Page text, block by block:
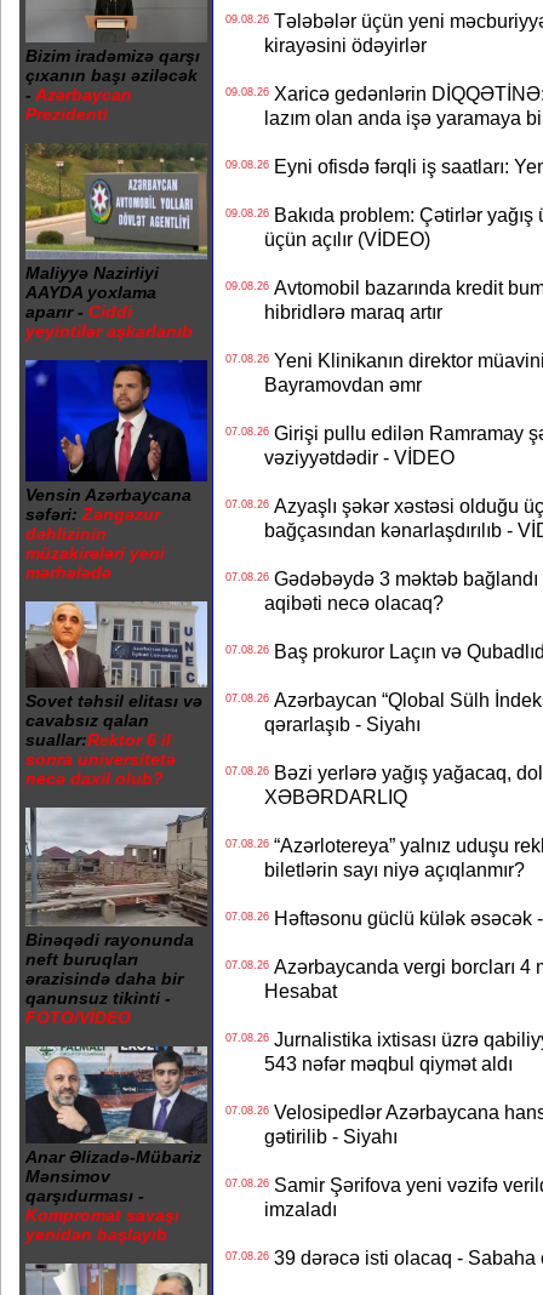
Bizim iradəmizə qarşı
çıxanın başı əziləcək
- Azərbaycan
Prezidenti
Maliyyə Nazirliyi
AAYDA yoxlama
aparır - Ciddi
yeyintilər aşkarlanıb
Vensin Azərbaycana
səfəri: Zəngəzur
dəhlizinin
müzakirələri yeni
mərhələdə
Sovet təhsil elitası və
cavabsız qalan
suallar:Rektor 6 il
sonra universitetə
necə daxil olub?
Binəqədi rayonunda
neft buruqları
ərazisində daha bir
qanunsuz tikinti -
FOTO/VİDEO
Anar Əlizadə-Mübariz
Mənsimov
qarşıdurması -
Kompromat savaşı
yenidən başlayıb
09.08.26Tələbələr üçün yeni
kirayəsini ödəyirlər
09.08.26Xaricə gedənlərin DİQQƏTİNƏ:
lazım olan anda işə yaramaya
09.08.26Eyni ofisdə fərqli iş saatları:
09.08.26Bakıda problem: Çətirlər
üçün açılır (VİDEO)
09.08.26Avtomobil bazarında kredit
hibridlərə maraq artır
07.08.26Yeni Klinikanın direktor müavini
Bayramovdan əmr
07.08.26Girişi pullu edilən Ramramay
vəziyyətdədir - VİDEO
07.08.26Azyaşlı şəkər xəstəsi olduğu
bağçasından kənarlaşdırılıb -
07.08.26Gədəbəydə 3 məktəb
aqibəti necə olacaq?
07.08.26Baş prokuror Laçın və
07.08.26Azərbaycan “Qlobal Sülh
qərarlaşıb - Siyahı
07.08.26Bəzi yerlərə yağış yağacaq,
XƏBƏRDARLIQ
07.08.26“Azərlotereya” yalnız uduşu
biletlərin sayı niyə açıqlanmır?
07.08.26Həftəsonu güclü külək əsəcək
07.08.26Azərbaycanda vergi borcları 4
Hesabat
07.08.26Jurnalistika ixtisası üzrə
543 nəfər məqbul qiymət aldı
07.08.26Velosipedlər Azərbaycana
gətirilib - Siyahı
07.08.26Samir Şərifova yeni vəzifə
imzaladı
07.08.2639 dərəcə isti olacaq - Sabaha